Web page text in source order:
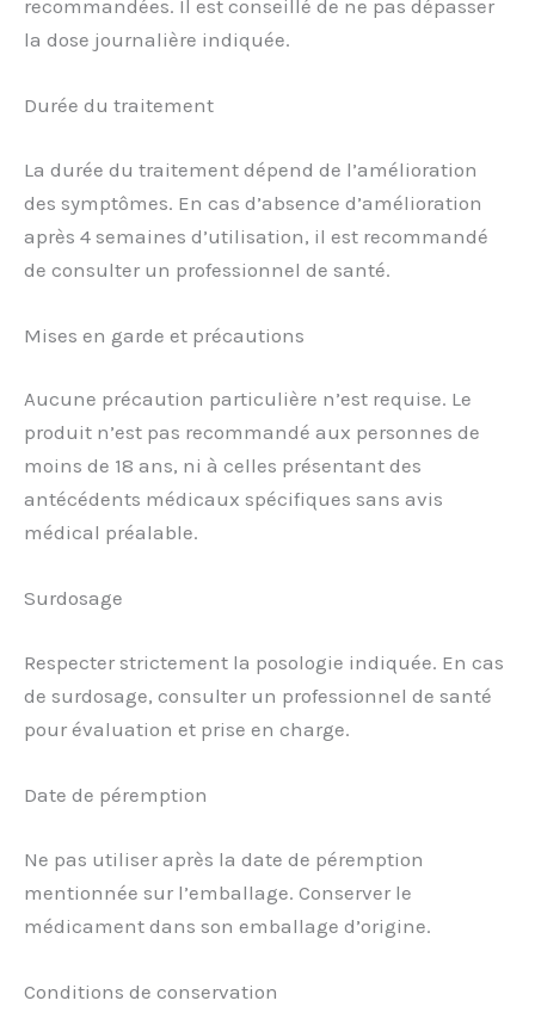
recommandées. Il est conseillé de ne pas dépasser
la dose journalière indiquée.
Durée du traitement
La durée du traitement dépend de l’amélioration
des symptômes. En cas d’absence d’amélioration
après 4 semaines d’utilisation, il est recommandé
de consulter un professionnel de santé.
Mises en garde et précautions
Aucune précaution particulière n’est requise. Le
produit n’est pas recommandé aux personnes de
moins de 18 ans, ni à celles présentant des
antécédents médicaux spécifiques sans avis
médical préalable.
Surdosage
Respecter strictement la posologie indiquée. En cas
de surdosage, consulter un professionnel de santé
pour évaluation et prise en charge.
Date de péremption
Ne pas utiliser après la date de péremption
mentionnée sur l’emballage. Conserver le
médicament dans son emballage d’origine.
Conditions de conservation